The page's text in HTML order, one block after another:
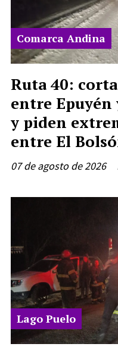
Ruta 40:
entre Epuyén
y piden
entre El
Comarca Andina
07 de agosto de 2026
Lago Puelo